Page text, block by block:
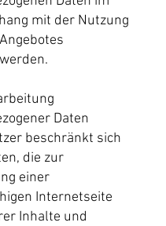
mit der Nutzung
Daten
beschränkt sich
die zur
einer
Internetseite
Inhalte und